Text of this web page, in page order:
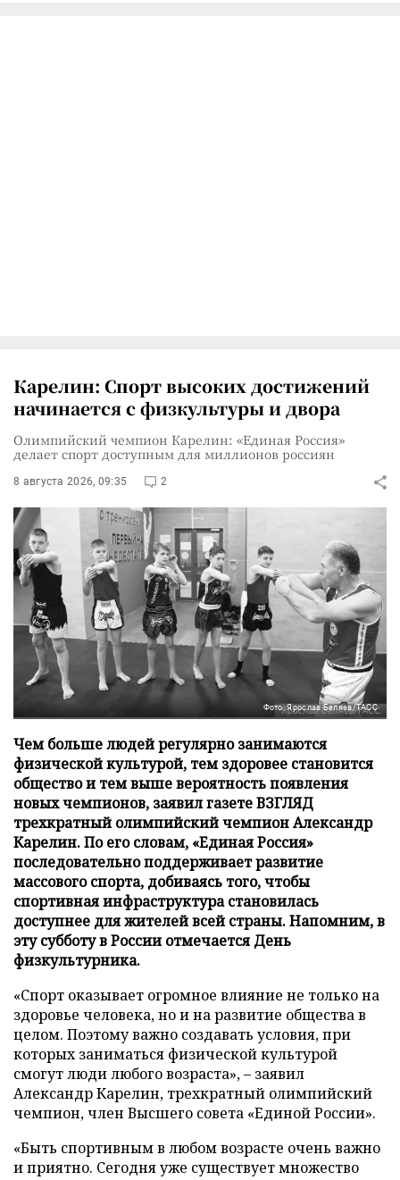
Карелин: Спорт высоких достижений
начинается с физкультуры и двора
Олимпийский чемпион Карелин: «Единая Россия»
делает спорт доступным для миллионов россиян
8 августа 2026, 09:35 2
Фото: Ярослав Беляев/ТАСС
Чем больше людей регулярно занимаются
физической культурой, тем здоровее становится
общество и тем выше вероятность появления
новых чемпионов, заявил газете ВЗГЛЯД
трехкратный олимпийский чемпион Александр
Карелин. По его словам, «Единая Россия»
последовательно поддерживает развитие
массового спорта, добиваясь того, чтобы
спортивная инфраструктура становилась
доступнее для жителей всей страны. Напомним, в
эту субботу в России отмечается День
физкультурника.
«Спорт оказывает огромное влияние не только на
здоровье человека, но и на развитие общества в
целом. Поэтому важно создавать условия, при
которых заниматься физической культурой
смогут люди любого возраста», – заявил
Александр Карелин, трехкратный олимпийский
чемпион, член Высшего совета «Единой России».
«Быть спортивным в любом возрасте очень важно
и приятно. Сегодня уже существует множество